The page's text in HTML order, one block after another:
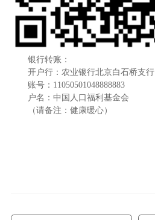
银行转账：
开户行：农业银行北京白石桥支行
账号：11050501048888883
户名：中国人口福利基金会
（请备注：健康暖心）